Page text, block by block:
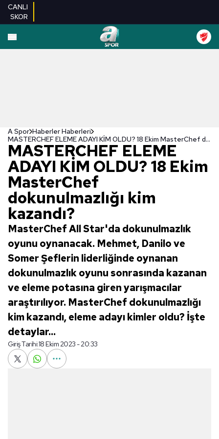
CANLI
SKOR
A Spor Haberler Haberleri
MASTERCHEF ELEME ADAYI KİM OLDU? 18 Ekim MasterChef dokunulmazlığı kim kazandı?
MASTERCHEF ELEME
ADAYI KİM OLDU? 18 Ekim
MasterChef
dokunulmazlığı kim
kazandı?
MasterChef All Star'da dokunulmazlık
oyunu oynanacak. Mehmet, Danilo ve
Somer Şeflerin liderliğinde oynanan
dokunulmazlık oyunu sonrasında kazanan
ve eleme potasına giren yarışmacılar
araştırılıyor. MasterChef dokunulmazlığı
kim kazandı, eleme adayı kimler oldu? İşte
detaylar...
Giriş Tarihi:18 Ekim 2023 - 20:33